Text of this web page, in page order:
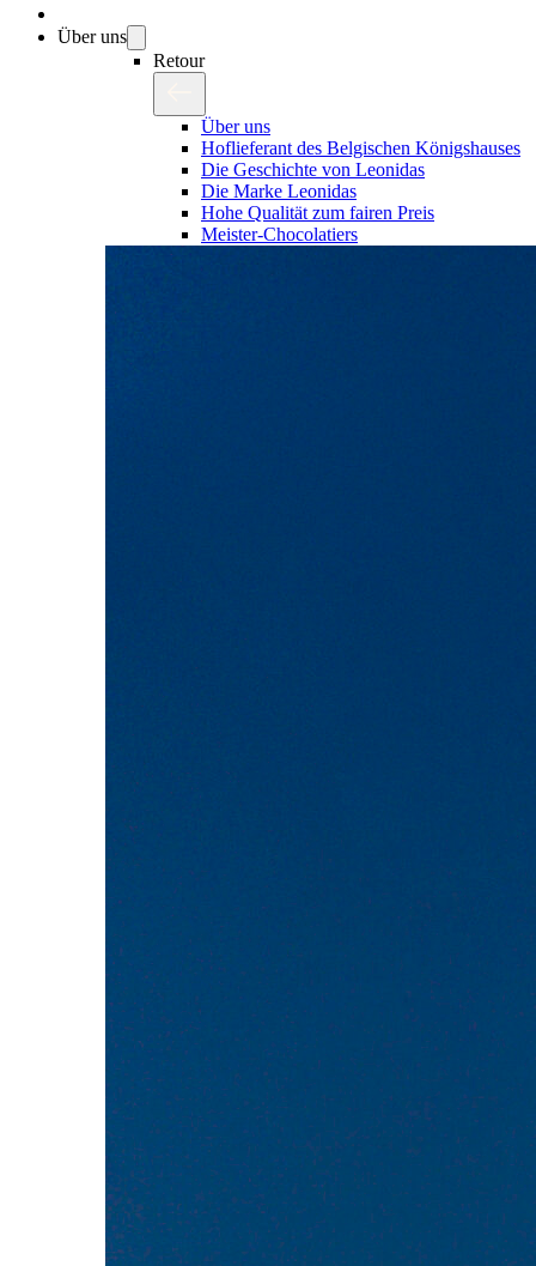
Über uns
Retour
Über uns
Hoflieferant des Belgischen Königshauses
Die Geschichte von Leonidas
Die Marke Leonidas
Hohe Qualität zum fairen Preis
Meister-Chocolatiers